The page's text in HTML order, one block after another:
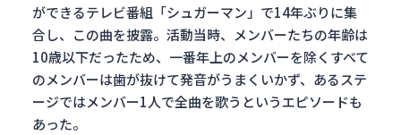
ができるテレビ番組「シュガーマン」で14年ぶりに集
合し、この曲を披露。活動当時、メンバーたちの年齢は
10歳以下だったため、一番年上のメンバーを除くすべて
のメンバーは歯が抜けて発音がうまくいかず、あるステ
ージではメンバー1人で全曲を歌うというエピソードも
あった。